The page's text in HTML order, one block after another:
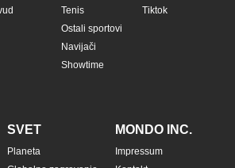
Tenis
Ostali sportovi
Navijači
Showtime
Tiktok
SVET
Planeta
MONDO INC.
Impressum